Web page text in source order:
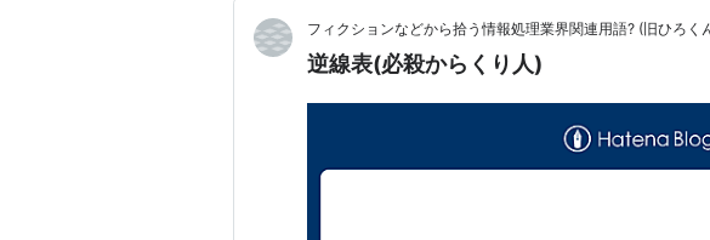
1837(天保 8)年 大塩平八郎の乱。その後の処理で、
1838(天保 9)年 目付となる。蛮社の獄（1839年)で洋
天保の改革における鳥居の市中取締りは非常に
フィクションなどから拾う情報処理業界関連用語? (旧ひろく
逆線表(必殺からくり人)